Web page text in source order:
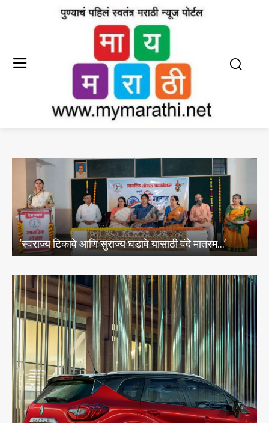
पुण्यातील टेकड्यांवर बांधकाम विभागाचा’निवासी निवासी’चा खेळ